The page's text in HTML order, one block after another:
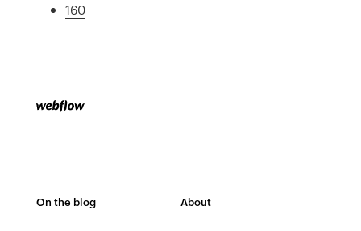
160
On the blog About